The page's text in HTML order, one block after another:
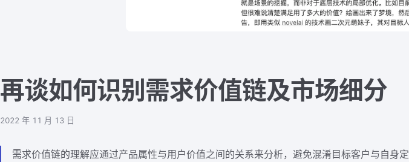
再谈如何识别需求价值链及市场细分
2022 年 11 月 13 日
需求价值链的理解应通过产品属性与用户价值之间的关系来分析，避免混淆目标客户与自身定